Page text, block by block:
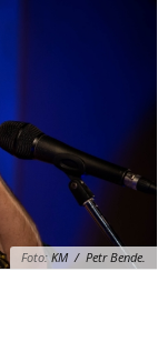
Foto: KM / Petr Bende.